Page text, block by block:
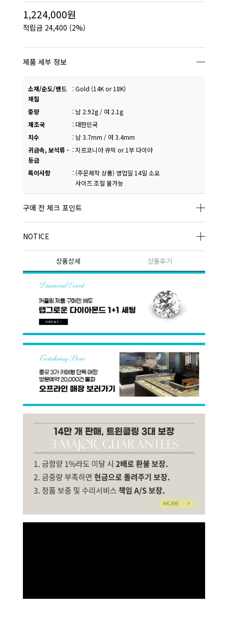
1,224,000원
적립금 24,400 (2%)
제품 세부 정보
소재/순도/밴드
재질
:Gold (14K or 18K)
중량 : 남 2.92g / 여 2.1g
제조국
: 대한민국
치수
: 남 3.7mm / 여 3.4mm
귀금속, 보석류 -
등급
:지르코니아 큐빅 or 1부 다이아
특이사항 : (주문제작 상품) 영업일 14일 소요
사이즈 조절 불가능
구매 전 체크 포인트
NOTICE
상품상세 상품후기